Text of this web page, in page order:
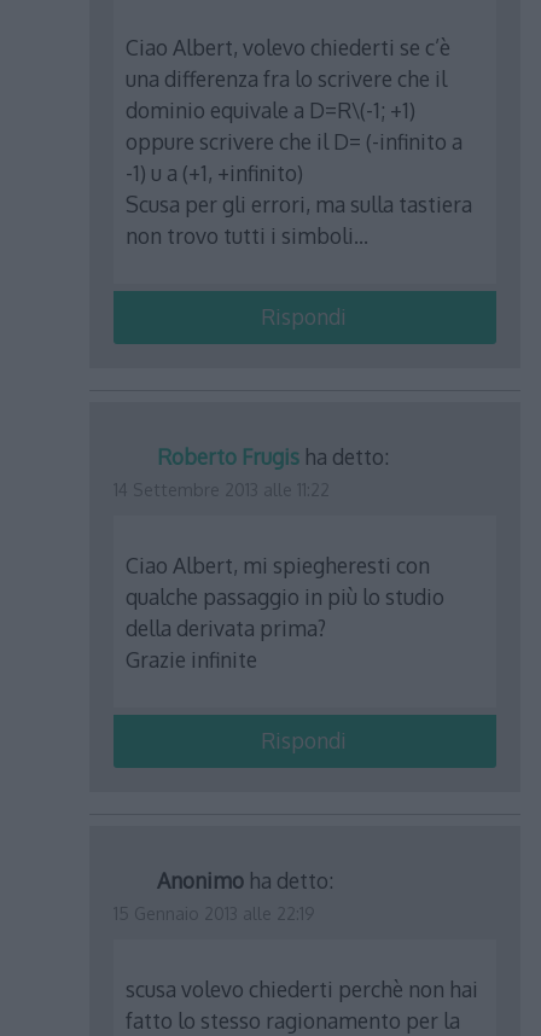
Ciao Albert, volevo chiederti se c’è
una differenza fra lo scrivere che il
dominio equivale a D=R\(-1; +1)
oppure scrivere che il D= (-infinito a
-1) u a (+1, +infinito)
Scusa per gli errori, ma sulla tastiera
non trovo tutti i simboli…
Rispondi
Roberto Frugis ha detto:
Ciao Albert, mi spiegheresti con
qualche passaggio in più lo studio
della derivata prima?
Grazie infinite
Rispondi
Anonimo ha detto:
scusa volevo chiederti perchè non hai
fatto lo stesso ragionamento per la